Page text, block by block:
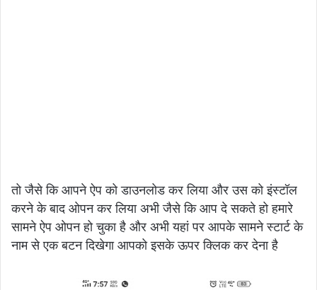
तो जैसे कि आपने ऐप को डाउनलोड कर लिया और उस को इंस्टॉल
करने के बाद ओपन कर लिया अभी जैसे कि आप दे सकते हो हमारे
सामने ऐप ओपन हो चुका है और अभी यहां पर आपके सामने स्टार्ट के
नाम से एक बटन दिखेगा आपको इसके ऊपर क्लिक कर देना है